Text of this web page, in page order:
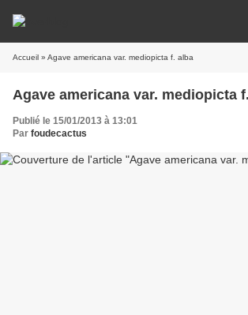
Accueil » Agave americana var. mediopicta f. alba
Agave americana var. mediopicta
Publié le 15/01/2013 à 13:01
Par foudecactus